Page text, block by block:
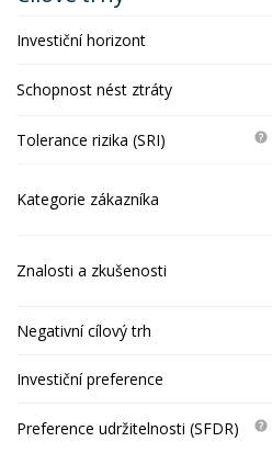
Investiční horizont
Schopnost nést ztráty
Tolerance rizika (SRI)
Kategorie zákazníka
Znalosti a zkušenosti
Negativní cílový trh
Investiční preference
Preference udržitelnosti (SFDR)